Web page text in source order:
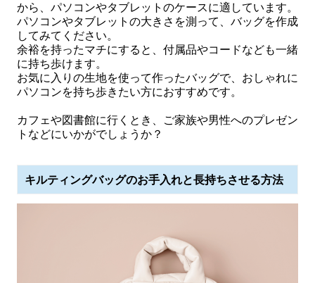
から、パソコンやタブレットのケースに適しています。
パソコンやタブレットの大きさを測って、バッグを作成
してみてください。
余裕を持ったマチにすると、付属品やコードなども一緒
に持ち歩けます。
お気に入りの生地を使って作ったバッグで、おしゃれに
パソコンを持ち歩きたい方におすすめです。
カフェや図書館に行くとき、ご家族や男性へのプレゼン
トなどにいかがでしょうか？
キルティングバッグのお手入れと長持ちさせる方法